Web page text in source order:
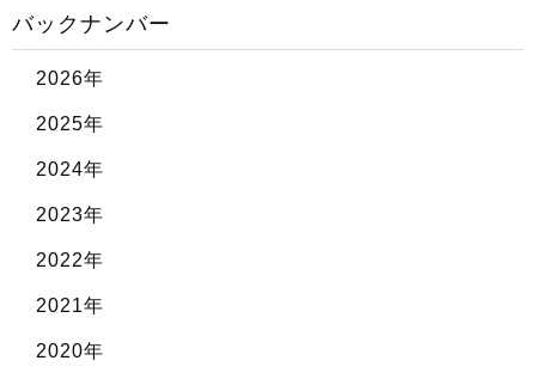
バックナンバー
2026年
2025年
2024年
2023年
2022年
2021年
2020年